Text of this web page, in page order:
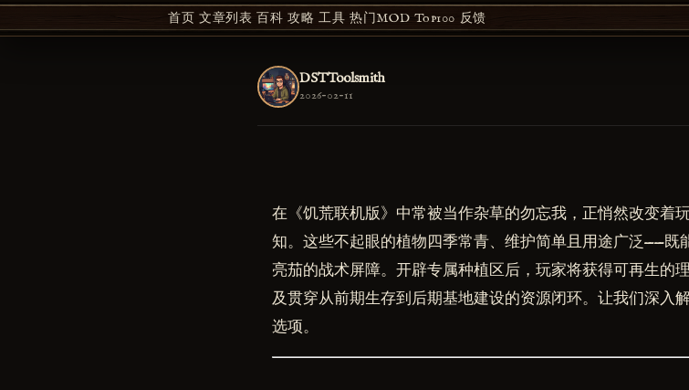
首页 文章列表 百科 攻略 工具 热门MOD Top100 反馈
DSTToolsmith
2026-02-11
在《饥荒联机版》中常被当作杂草的勿忘我，正悄然改变着
知。这些不起眼的植物四季常青、维护简单且用途广泛——既
亮茄的战术屏障。开辟专属种植区后，玩家将获得可再生的
及贯穿从前期生存到后期基地建设的资源闭环。让我们深入
选项。